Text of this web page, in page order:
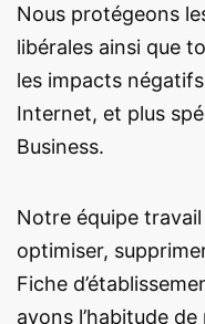
Nous protégeons
libérales ainsi que
les impacts
Internet, et plus
Business.
Notre équipe
optimiser,
Fiche
avons l’habitude